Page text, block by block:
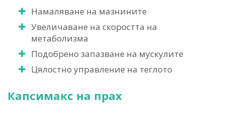
Намаляване на мазнините
Увеличаване на скоростта на
метаболизма
Подобрено запазване на мускулите
Цялостно управление на теглото
Капсимакс на прах